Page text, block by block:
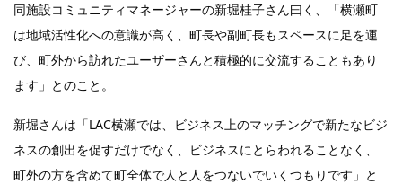
同施設コミュニティマネージャーの新堀桂子さん曰く、「横瀬町
は地域活性化への意識が高く、町長や副町長もスペースに足を運
び、町外から訪れたユーザーさんと積極的に交流することもあり
ます」とのこと。
新堀さんは「LAC横瀬では、ビジネス上のマッチングで新たなビジ
ネスの創出を促すだけでなく、ビジネスにとらわれることなく、
町外の方を含めて町全体で人と人をつないでいくつもりです」と